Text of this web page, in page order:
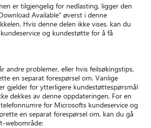
er tilgjengelig for nedlasting, ligger den
Available" øverst i denne
Hvis denne delen ikke vises, kan du
og kundestøtte for å få
andre problemer, eller hvis feilsøkingstips,
en separat forespørsel om. Vanlige
gjelder for ytterligere kundestøttespørsmål
dekkes av denne oppdateringen. For en
for Microsofts kundeservice og
en separat forespørsel om, kan du gå
webområde: